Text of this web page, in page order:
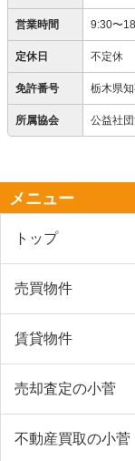
営業時間 9:30〜
定休日 不定休
免許番号 栃木県
所属協会 公益社
メニュー
トップ
売買物件
賃貸物件
売却査定の小菅
不動産買取の小菅